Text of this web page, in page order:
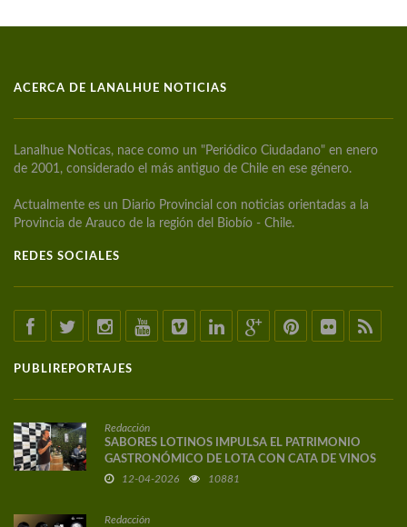
ACERCA DE LANALHUE NOTICIAS
Lanalhue Noticas, nace como un "Periódico Ciudadano" en enero
de 2001, considerado el más antiguo de Chile en ese género.
Actualmente es un Diario Provincial con noticias orientadas a la
Provincia de Arauco de la región del Biobío - Chile.
REDES SOCIALES
PUBLIREPORTAJES
Redacción
SABORES LOTINOS IMPULSA EL PATRIMONIO
GASTRONÓMICO DE LOTA CON CATA DE VINOS
DE AUTOR
12-04-2026 10881
Redacción